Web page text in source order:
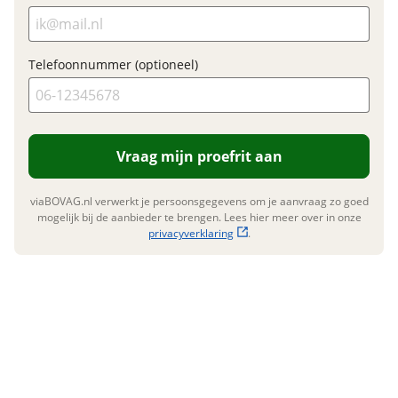
designelementen zoals de prachtige tank,
zijpanelen, ducktail en 2 analoge ‘’artillery shell’’
tellers.
Foto's
Klik hier om foto's te uploaden
Jouw contactgegevens
Naam
Telefoonnummer (optioneel)
Vraag mijn proefrit aan
viaBOVAG.nl verwerkt je persoonsgegevens om je aanvraag zo goed
mogelijk bij de aanbieder te brengen. Lees hier meer over in onze
privacyverklaring
.